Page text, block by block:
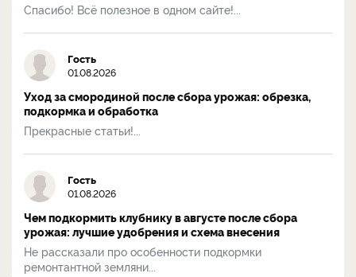
Спасибо! Всё полезное в одном сайте!...
Гость
01.08.2026
Уход за смородиной после сбора урожая: обрезка,
подкормка и обработка
Прекрасные статьи!...
Гость
01.08.2026
Чем подкормить клубнику в августе после сбора
урожая: лучшие удобрения и схема внесения
Не рассказали про особенности подкормки
ремонтантной земляни...